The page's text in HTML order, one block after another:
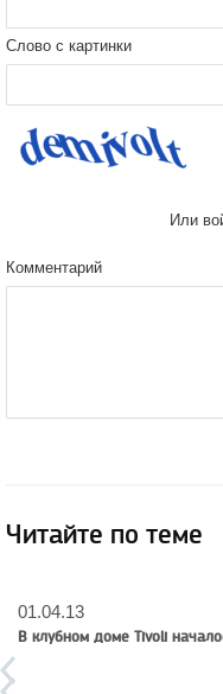
Слово с картинки
Или
Комментарий
Читайте по теме
01.04.13
В клубном доме Tivoli